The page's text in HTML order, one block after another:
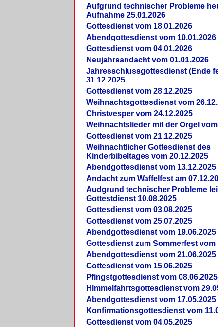
Aufgrund technischer Probleme
Aufnahme 25.01.2026
Gottesdienst vom 18.01.2026
Abendgottesdienst vom 10.01.2026
Gottesdienst vom 04.01.2026
Neujahrsandacht vom 01.01.2026
Jahresschlussgottesdienst (Ende
31.12.2025
Gottesdienst vom 28.12.2025
Weihnachtsgottesdienst vom
Christvesper vom 24.12.2025
Weihnachtslieder mit der Orgel vom
Gottesdienst vom 21.12.2025
Weihnachtlicher Gottesdienst des
Kinderbibeltages vom 20.12.2025
Abendgottesdienst vom 13.12.2025
Andacht zum Waffelfest am
Audgrund technischer Probleme
Gottestdienst 10.08.2025
Gottesdienst vom 03.08.2025
Gottesdienst vom 25.07.2025
Abendgottesdienst vom 19.06.2025
Gottesdienst zum Sommerfest vom
Abendgottesdienst vom 21.06.2025
Gottesdienst vom 15.06.2025
Pfingstgottesdienst vom 08.06.2025
Himmelfahrtsgottesdienst vom
Abendgottesdienst vom 17.05.2025
Konfirmationsgottesdienst vom
Gottesdienst vom 04.05.2025